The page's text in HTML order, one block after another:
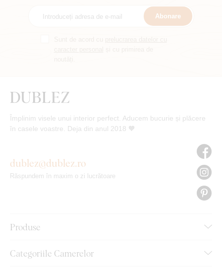
Abonare
Împlinim visele unui interior perfect. Aducem bucurie și plăcere
în casele voastre. Deja din anul 2018 🧡
Produse
Categoriile Camerelor
dublez@dublez.ro
Răspundem în maxim o zi lucrătoare